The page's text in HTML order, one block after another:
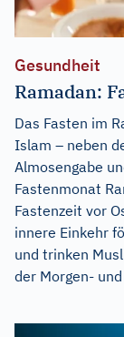
Gesundheit
Ramadan:
Das Fasten im
Islam – neben
Almosengabe
Fastenmonat
Fastenzeit vor
innere Einkehr
und trinken
der Morgen-